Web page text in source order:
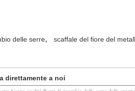
delle serre, scaffale del fiore del
direttamente a noi